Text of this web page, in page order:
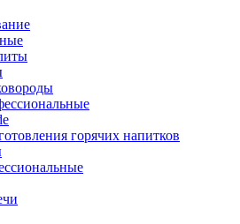
горячих напитков